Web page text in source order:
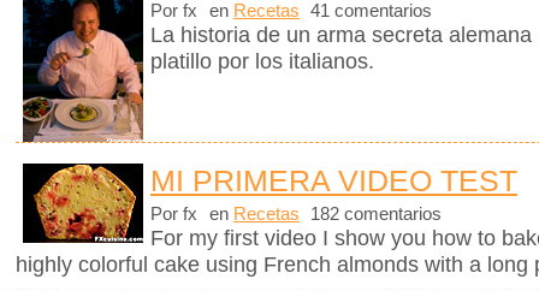
Por fx en Recetas 41 comentarios
La historia de un arma secreta
platillo por los italianos.
MI PRIMERA VIDEO TEST
Por fx en Recetas 182 comentarios
For my first video I show you how to
highly colorful cake using French almonds with a long